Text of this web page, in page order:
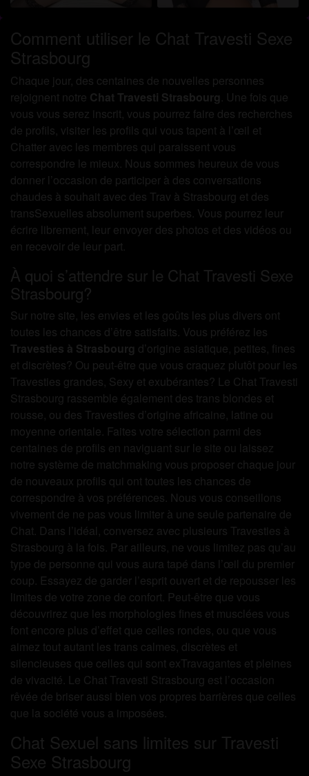
Comment utiliser le Chat Travesti Sexe
Strasbourg
Chaque jour, des centaines de nouvelles personnes
rejoignent notre Chat Travesti Strasbourg. Une fois que
vous vous serez inscrit, vous pourrez faire des recherches
de profils, visiter les profils qui vous tapent à l’œil et
Chatter avec les membres qui paraissent vous
correspondre le mieux. Nous sommes heureux de vous
donner l’occasion de participer à des conversations
chaudes à souhait avec des Trav à Strasbourg et des
transSexuelles absolument superbes. Vous pourrez leur
écrire librement, leur envoyer des photos et des vidéos ou
en recevoir de leur part.
À quoi s’attendre sur le Chat Travesti Sexe
Strasbourg?
Sur notre site, les envies et les goûts les plus divers ont
toutes les chances d’être satisfaits. Vous préférez les
Travesties à Strasbourg d’origine asiatique, petites, fines
et discrètes? Ou peut-être que vous craquez plutôt pour les
Travesties grandes, Sexy et exubérantes? Le Chat Travesti
Strasbourg rassemble également des trans blondes et
rousse, ou des Travesties d’origine africaine, latine ou
moyenne orientale. Faites votre sélection parmi des
centaines de profils en naviguant sur le site ou laissez
notre système de matchmaking vous proposer chaque jour
de nouveaux profils qui ont toutes les chances de
correspondre à vos préférences. Nous vous conseillons
vivement de ne pas vous limiter à une seule partenaire de
Chat. Dans l’idéal, conversez avec plusieurs Travesties à
Strasbourg à la fois. Par ailleurs, ne vous limitez pas qu’au
type de personne qui vous aura tapé dans l’œil du premier
coup. Essayez de garder l’esprit ouvert et de repousser les
limites de votre zone de confort. Peut-être que vous
découvrirez que les morphologies fines et musclées vous
font encore plus d’effet que celles rondes, ou que vous
aimez tout autant les trans calmes, discrètes et
silencieuses que celles qui sont exTravagantes et pleines
de vivacité. Le Chat Travesti Strasbourg est l’occasion
rêvée de briser aussi bien vos propres barrières que celles
que la société vous a imposées.
Chat Sexuel sans limites sur Travesti
Sexe Strasbourg